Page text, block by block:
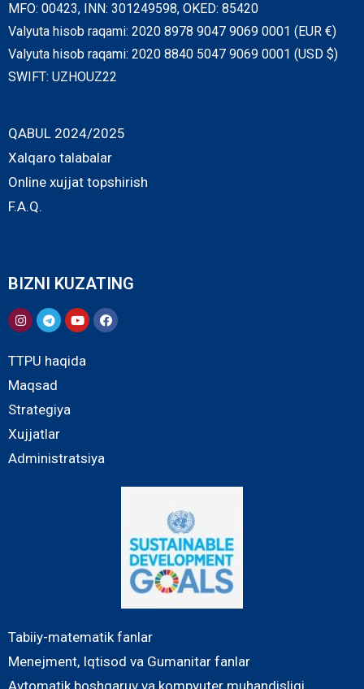
MFO: 00423, INN: 301249598, OKED: 85420
Valyuta hisob raqami: 2020 8978 9047 9069 0001 (EUR €)
Valyuta hisob raqami: 2020 8840 5047 9069 0001 (USD $)
SWIFT: UZHOUZ22
QABUL 2024/2025
Xalqaro talabalar
Online xujjat topshirish
F.A.Q.
BIZNI KUZATING
TTPU haqida
Maqsad
Strategiya
Xujjatlar
Administratsiya
Tabiiy-matematik fanlar
Menejment, Iqtisod va Gumanitar fanlar